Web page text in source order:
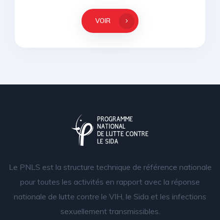
VOIR
Le PNLS est la structure technique de référence nationale
pour toutes les activités en rapport avec la réponse
nationale de lutte contre le VIH, le Sida et les infections
sexuellement transmissibles.